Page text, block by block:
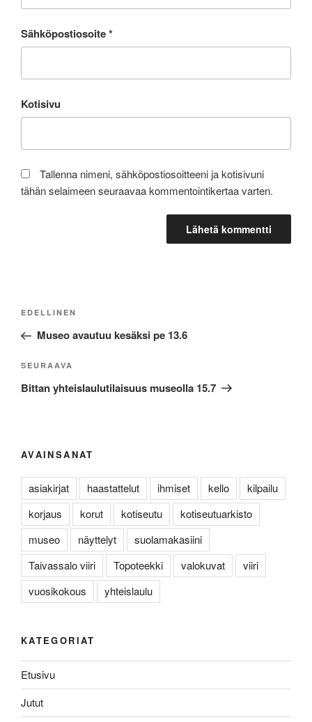
Sähköpostiosoite*
Kotisivu
Tallenna nimeni, sähköpostiosoitteeni ja kotisivuni
tähän selaimeen seuraavaa kommentointikertaa varten.
Artikkelien
Edellinen
artikkeli
EDELLINEN
Museo avautuu kesäksi pe 13.6
Seuraava
artikkeli
SEURAAVA
Bittan yhteislaulutilaisuus museolla 15.7
AVAINSANAT
asiakirjat haastattelut ihmiset kello
kilpailu
korjaus
korut kotiseutu
kotiseutuarkisto
museo
näyttelyt
suolamakasiini
Taivassalo viiri
Topoteekki valokuvat
viiri
vuosikokous
yhteislaulu
KATEGORIAT
Etusivu
Jutut